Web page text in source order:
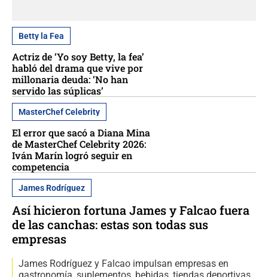
Betty la Fea
Actriz de ‘Yo soy Betty, la fea’
habló del drama que vive por
millonaria deuda: ‘No han
servido las súplicas’
MasterChef Celebrity
El error que sacó a Diana Mina
de MasterChef Celebrity 2026:
Iván Marín logró seguir en
competencia
James Rodríguez
Así hicieron fortuna James y Falcao fuera
de las canchas: estas son todas sus
empresas
James Rodríguez y Falcao impulsan empresas en